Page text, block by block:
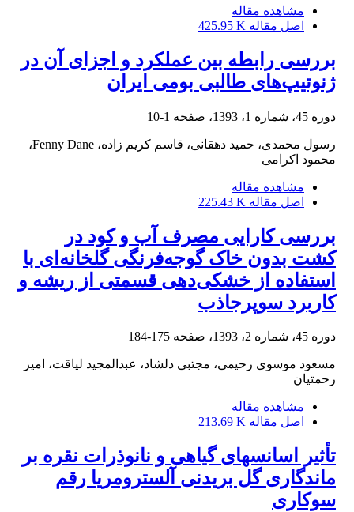
مشاهده مقاله
اصل مقاله 425.95 K
بررسی رابطه بین عملکرد و اجزای آن در
ژنوتیپ‌های طالبی بومی ایران
دوره 45، شماره 1، 1393، صفحه 1-10
رسول محمدی، حمید دهقانی، قاسم کریم زاده، Fenny Dane،
محمود اکرامی
مشاهده مقاله
اصل مقاله 225.43 K
بررسی کارایی مصرف آب و کود در
کشت بدون خاک گوجه‌‏‌فرنگی گلخانه‏‌ای با
استفاده از خشکی‏‌دهی قسمتی از ریشه و
کاربرد سوپرجاذب
دوره 45، شماره 2، 1393، صفحه 175-184
مسعود موسوی رحیمی، مجتبی دلشاد، عبدالمجید لیاقت، امیر
رحمتیان
مشاهده مقاله
اصل مقاله 213.69 K
تأثیر اسانس‏های گیاهی و نانوذرات نقره بر
ماندگاری گل ‏بریدنی آلسترومریا رقم
سوکاری